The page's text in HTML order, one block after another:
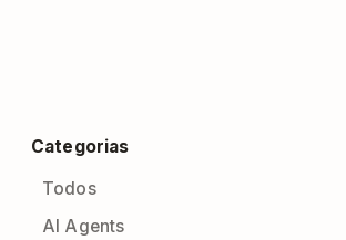
Categorias
Todos
AI Agents